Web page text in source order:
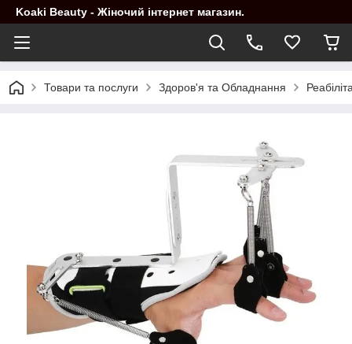
Koaki Beauty - Жіночий інтернет магазин.
Товари та послуги Здоров'я та Обладнання